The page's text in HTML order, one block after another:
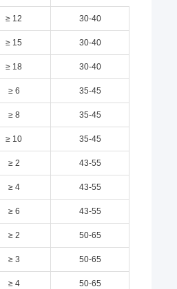
≥ 12 30-40
≥ 15 30-40
≥ 18 30-40
≥ 6 35-45
≥ 8 35-45
≥ 10 35-45
≥ 2 43-55
≥ 4 43-55
≥ 6 43-55
≥ 2 50-65
≥ 3 50-65
≥ 4 50-65